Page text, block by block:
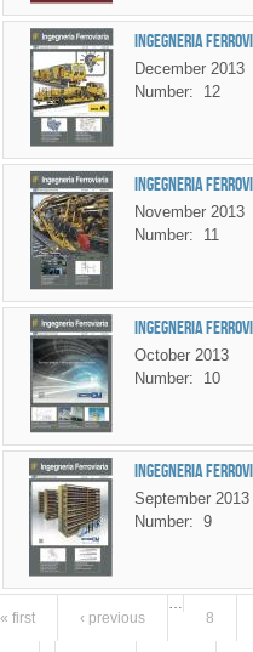
Ingegneria
December 2013
Number:
12
Ingegneria
November 2013
Number:
11
Ingegneria
October 2013
Number:
10
Ingegneria
September 2013
Number: 9
Pages
« first ‹ previous
8